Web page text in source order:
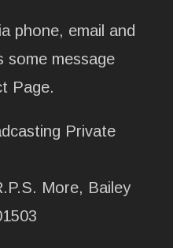
phone, email and
some message
Page.
Private
More, Bailey